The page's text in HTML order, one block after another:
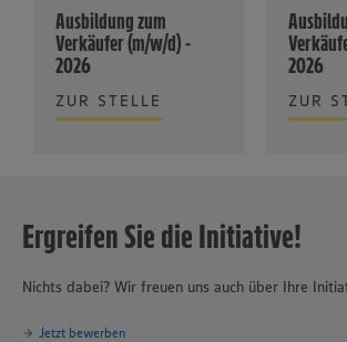
Ausbildung zum
Verkäufer (m/w/d) -
2026
ZUR STELLE
2026
ZUR
Ergreifen Sie die Initiative!
Nichts dabei? Wir freuen uns auch über Ihre
Jetzt bewerben